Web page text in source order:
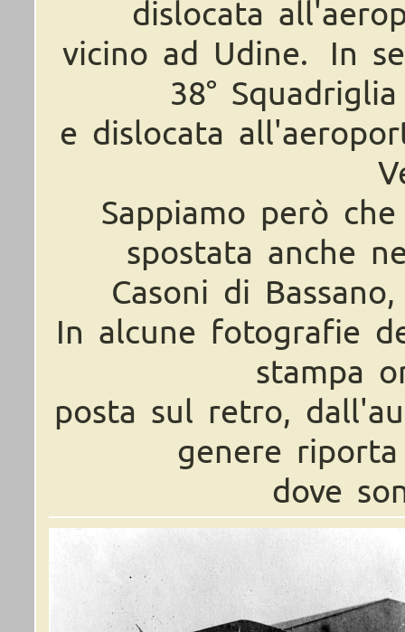
dislocata
vicino ad Udine. In
38°
e dislocata
Sappiamo però
spostata anche
Casoni di
In alcune fotografie
stampa
posta sul retro,
genere
dove